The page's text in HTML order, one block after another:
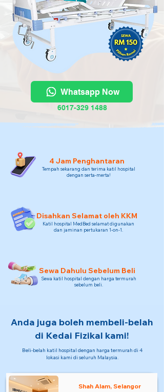
Whatsapp Now
6017-329 1488
4 Jam Penghantaran
Tempah sekarang dan terima katil hospital
dengan serta-merta!
Disahkan Selamat oleh KKM
Katil hospital MedBed selamat digunakan
dan jaminan pertukaran 1-on-1.
Sewa Dahulu Sebelum Beli
Sewa katil hospital dengan harga termurah
sebelum beli.
Anda juga boleh membeli-belah
di Kedai Fizikal kami!
Beli-belah katil hospital dengan harga termurah di 4
lokasi kami di seluruh Malaysia.
Shah Alam, Selangor